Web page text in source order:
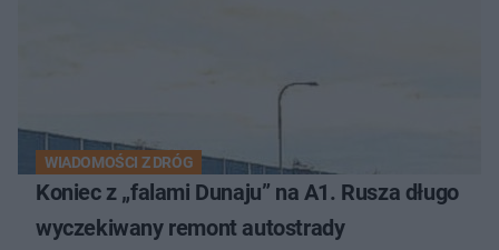
WIADOMOŚCI Z DRÓG
Koniec z „falami Dunaju” na A1. Rusza długo
wyczekiwany remont autostrady